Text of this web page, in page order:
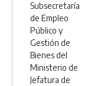
Subsecretaría
de Empleo
Público y
Gestión de
Bienes del
Ministerio de
Jefatura de